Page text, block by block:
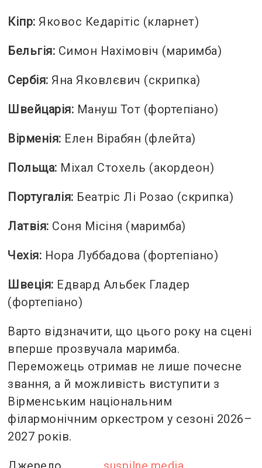
Кіпр: Яковос Кедарітіс (кларнет)
Бельгія: Симон Нахімовіч (маримба)
Сербія: Яна Яковлєвич (скрипка)
Швейцарія: Мануш Тот (фортепіано)
Вірменія: Елен Вірабян (флейта)
Польща: Міхал Стохель (акордеон)
Португалія: Беатріс Лі Розао (скрипка)
Латвія: Соня Місіня (маримба)
Чехія: Нора Луббадова (фортепіано)
Швеція: Едвард Альбек Гладер
(фортепіано)
Варто відзначити, що цього року на сцені
вперше прозвучала маримба.
Переможець отримав не лише почесне
звання, а й можливість виступити з
Вірменським національним
філармонічним оркестром у сезоні 2026–
2027 років.